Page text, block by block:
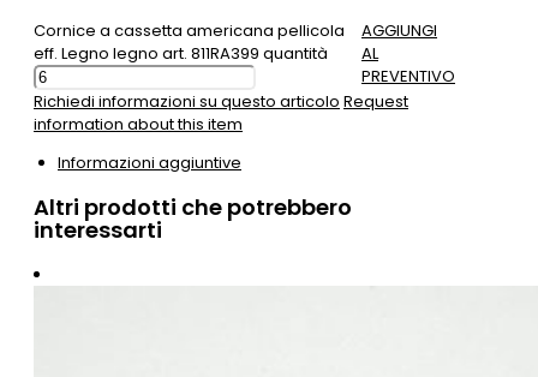
Cornice a cassetta americana pellicola
eff. Legno legno art. 811RA399 quantità
AGGIUNGI
AL
PREVENTIVO
Richiedi informazioni su questo articolo Request
information about this item
Informazioni aggiuntive
Altri prodotti che potrebbero
interessarti